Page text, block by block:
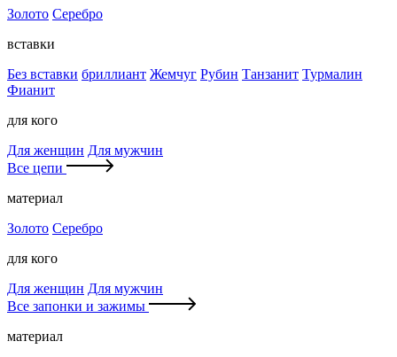
Золото Серебро
вставки
Без вставки бриллиант Жемчуг Рубин Танзанит Турмалин
Фианит
для кого
Для женщин Для мужчин
Все цепи
материал
Золото Серебро
для кого
Для женщин Для мужчин
Все запонки и зажимы
материал